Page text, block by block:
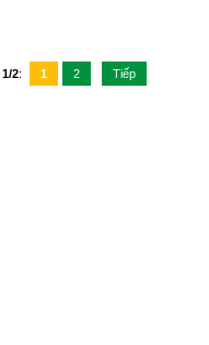
1/2: 1 2 Tiếp